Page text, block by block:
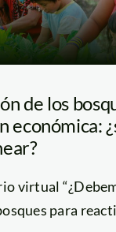
de los
económica:
virtual
para